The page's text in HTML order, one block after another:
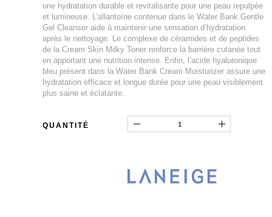
une hydratation durable et revitalisante pour une peau repulpée
et lumineuse. L’allantoïne contenue dans le Water Bank Gentle
Gel Cleanser aide à maintenir une sensation d’hydratation
après le nettoyage. Le complexe de céramides et de peptides
de la Cream Skin Milky Toner renforce la barrière cutanée tout
en apportant une nutrition intense. Enfin, l’acide hyaluronique
bleu présent dans la Water Bank Cream Moisturizer assure une
hydratation efficace et longue durée pour une peau visiblement
plus saine et éclatante.
QUANTITÉ